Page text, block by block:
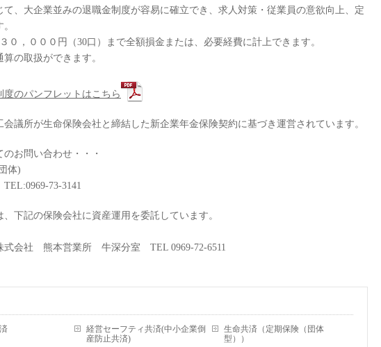
て、大企業並みの退職金制度が容易に確立でき、求人対策・従業員の意欲向上、定
０，０００円（30口）まで全額損金または、必要経費に計上できます。
の取扱ができます。
度のパンフレットはこちら
会議所が生命保険会社と締結した新企業年金保険契約に基づき運営されています。
お問い合わせ・・・
体)
73-3141
下記の保険会社に資産運用を委託しています。
式会社 熊本営業所 牛深分室 TEL 0969-72-6511
経営セーフティ共済(中小企業倒
産防止共済)
生命共済（定期保険（団体
型））